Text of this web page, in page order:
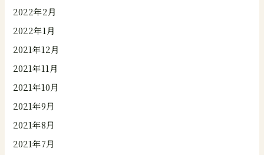
2022年2月
2022年1月
2021年12月
2021年11月
2021年10月
2021年9月
2021年8月
2021年7月